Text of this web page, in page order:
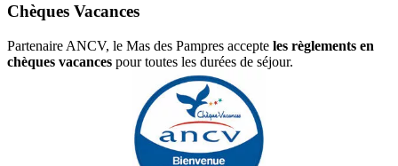
Chèques Vacances
Partenaire ANCV, le Mas des Pampres accepte les règlements en
chèques vacances pour toutes les durées de séjour.